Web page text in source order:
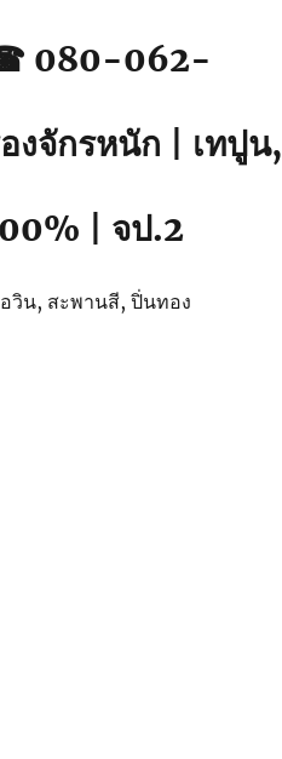
☎ 080-062-
งจักรหนัก | เทปูน,
| จป.2
วิน, สะพานสี, ปิ่นทอง